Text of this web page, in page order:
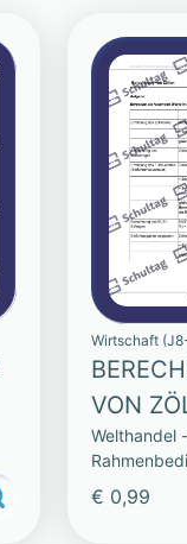
Wirtschaft
VON
Welthandel -
Chancen
€ 0,99